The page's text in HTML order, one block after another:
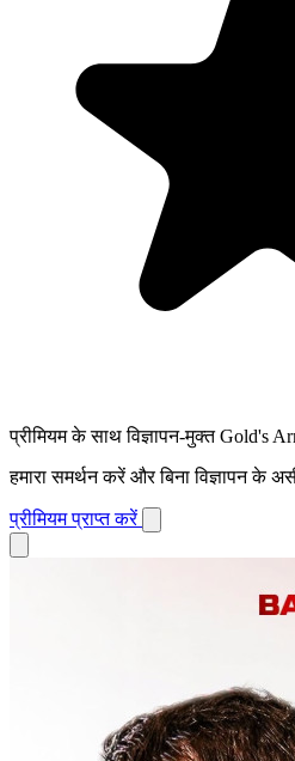
प्रीमियम के साथ विज्ञापन-मुक्त Gold's
हमारा समर्थन करें और बिना विज्ञापन के
प्रीमियम प्राप्त करें